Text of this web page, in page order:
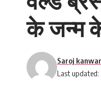
के जन्म
Last
Saroj kanwar